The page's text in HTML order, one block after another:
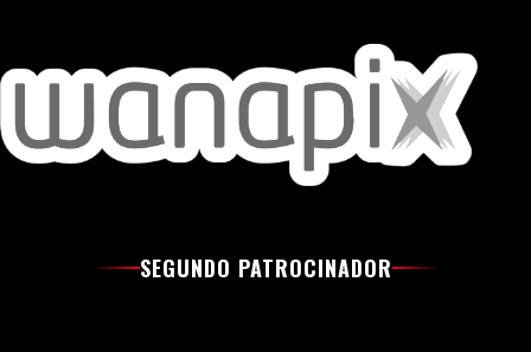
SEGUNDO PATROCINADOR